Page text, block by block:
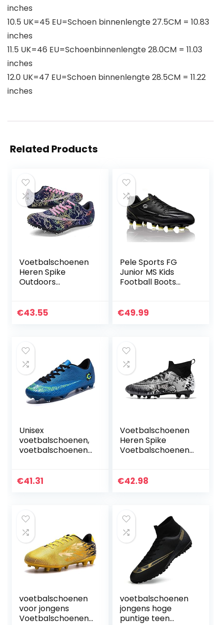
inches
10.5 UK=45 EU=Schoen binnenlengte 27.5CM = 10.83
inches
11.5 UK=46 EU=Schoenbinnenlengte 28.0CM = 11.03
inches
12.0 UK=47 EU=Schoen binnenlengte 28.5CM = 11.22
inches
Related Products
Voetbalschoenen
Heren Spike
Outdoors
Trainingsschoenen
Sneakers,zwart,43
€43.55
Pele Sports FG
Junior MS Kids
Football Boots
€49.99
Unisex
voetbalschoenen,
voetbalschoenen,
voetbalschoenen
jongens, voor
indoor turf
€41.31
Voetbalschoenen
Heren Spike
Voetbalschoenen
Voetbalwedstrijd
Training Sneakers
€42.98
voetbalschoenen
voor jongens
Voetbalschoenen
voetbalschoenen
jongens hoge
puntige teen